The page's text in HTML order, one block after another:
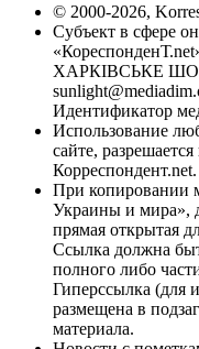
© 2000-2026,
Субъект в сфере
ХАРКІВСЬКЕ
Идентификатор
Использование
сайте,
Корреспондент.net.
При копировании
Украины и мира»,
прямая открытая
Ссылка должна
полного либо
Гиперссылка (для
размещена в
материала.